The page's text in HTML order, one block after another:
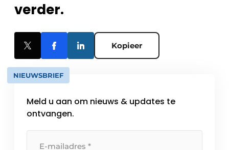
verder.
Kopieer
NIEUWSBRIEF
Meld u aan om nieuws & updates te
ontvangen.